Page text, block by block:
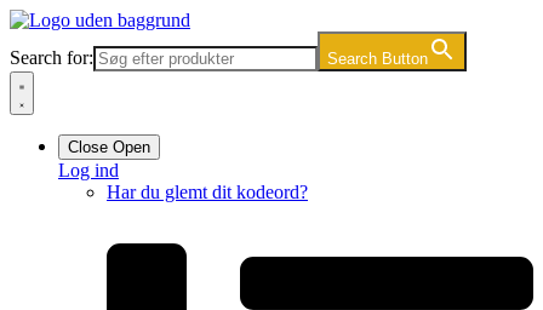
Videre
indhold
Search for: Search Button
Close Open
Log ind
Har du glemt dit kodeord?